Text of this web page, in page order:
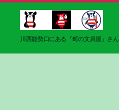
ブ
川西能勢口にある『町の文具屋』さん